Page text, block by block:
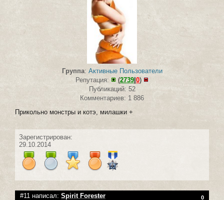
Группа: Активные Пользователи
Репутация:
(2739 0)
Публикаций: 52
Комментариев: 1 886
Прикольно монстры и котэ, милашки +
Зарегистрирован:
29.10.2014
#11 написал: Spirit Forester 0